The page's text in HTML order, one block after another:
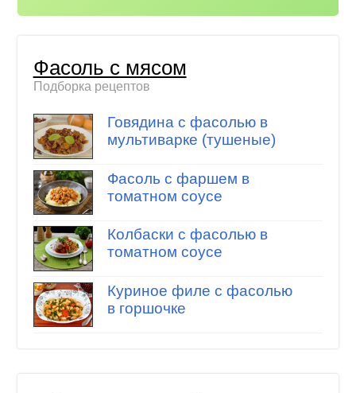
Фасоль с мясом
Подборка рецептов
Говядина с фасолью в
мультиварке (тушеные)
Фасоль с фаршем в
томатном соусе
Колбаски с фасолью в
томатном соусе
Куриное филе с фасолью
в горшочке